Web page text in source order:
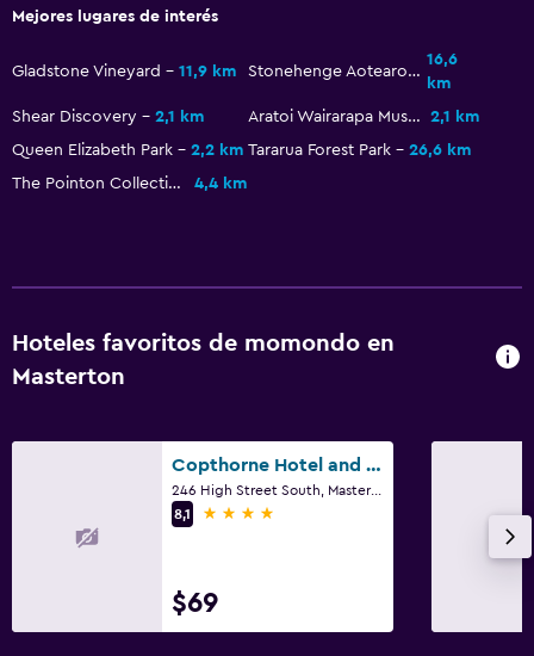
Mejores lugares de interés
Gladstone Vineyard 11,9 km Stonehenge Aotearoa
16,6
km
Shear Discovery
2,1 km Aratoi Wairarapa Museum of Art
2,1 km
Queen Elizabeth Park
2,2 km Tararua Forest Park
26,6 km
The Pointon Collection
4,4 km
Hoteles favoritos de momondo en
Masterton
Copthorne Hotel and Resort Solway Park Wairarapa
246 High Street South, Masterton
8,1
4 estrellas
$69